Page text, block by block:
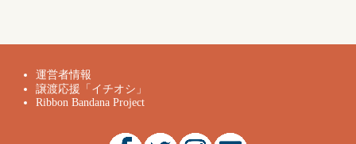
運営者情報
譲渡応援「イチオシ」
Ribbon Bandana Project